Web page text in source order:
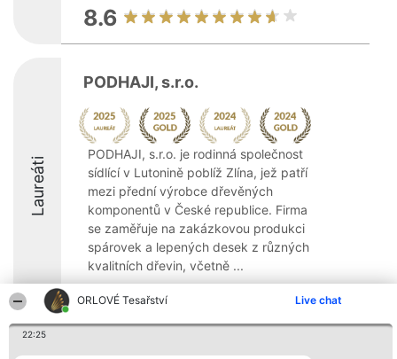
ORLOVÉ Tesařství Live chat
22:25
8.6
Laureáti
PODHAJI, s.r.o.
PODHAJI, s.r.o. je rodinná společnost
sídlící v Lutonině poblíž Zlína, jež patří
mezi přední výrobce dřevěných
komponentů v České republice. Firma
se zaměřuje na zakázkovou produkci
spárovek a lepených desek z různých
kvalitních dřevin, včetně ...
8.8